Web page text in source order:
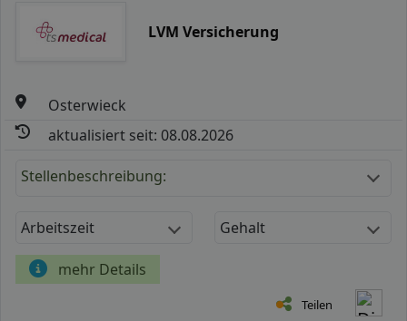
LVM Versicherung
Osterwieck
aktualisiert seit: 08.08.2026
Stellenbeschreibung:
Arbeitszeit Gehalt
mehr Details
Teilen